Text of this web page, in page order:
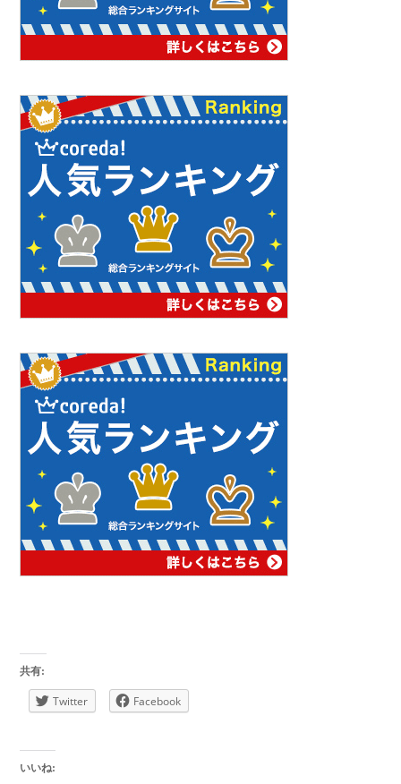
共有:
Twitter Facebook
いいね: